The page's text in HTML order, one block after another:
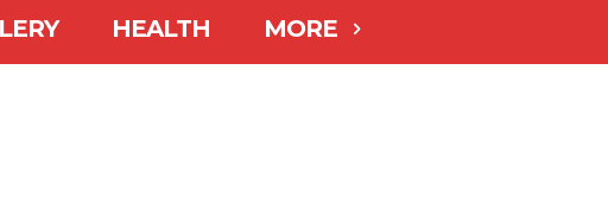
HEALTH MORE